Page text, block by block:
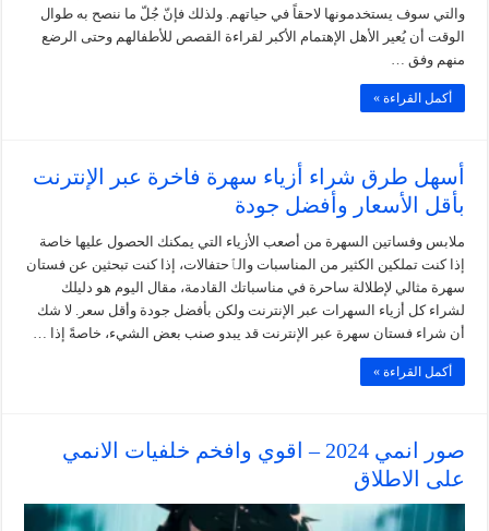
والتي سوف يستخدمونها لاحقاً في حياتهم. ولذلك فإنّ جُلّ ما ننصح به طوال
الوقت أن يُعير الأهل الإهتمام الأكبر لقراءة القصص للأطفالهم وحتى الرضع
منهم وفق …
أكمل القراءة »
أسهل طرق شراء أزياء سهرة فاخرة عبر الإنترنت
بأقل الأسعار وأفضل جودة
ملابس وفساتين السهرة من أصعب الأزياء التي يمكنك الحصول عليها خاصة
إذا كنت تملكين الكثير من المناسبات والٱحتفالات، إذا كنت تبحثين عن فستان
سهرة مثالي لإطلالة ساحرة في مناسباتك القادمة، مقال اليوم هو دليلك
لشراء كل أزياء السهرات عبر الإنترنت ولكن بأفضل جودة وأقل سعر. لا شك
أن شراء فستان سهرة عبر الإنترنت قد يبدو صنب بعض الشيء، خاصةً إذا …
أكمل القراءة »
صور انمي 2024 – اقوي وافخم خلفيات الانمي
على الاطلاق